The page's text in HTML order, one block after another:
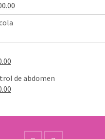
precio
es:
precio
actual
es:
de abdomen